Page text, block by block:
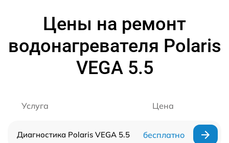
Цены на ремонт
водонагревателя Polaris
VEGA 5.5
Услуга Цена
Диагностика Polaris VEGA 5.5 бесплатно